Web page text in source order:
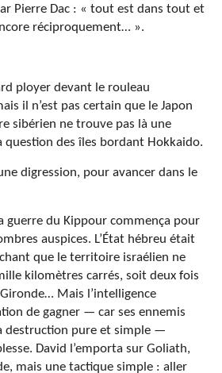
Pierre Dac : « tout est dans tout et
réciproquement… ».
ployer devant le rouleau
il n’est pas certain que le Japon
sibérien ne trouve pas là une
question des îles bordant Hokkaido.
digression, pour avancer dans le
guerre du Kippour commença pour
auspices. L’État hébreu était
que le territoire israélien ne
kilomètres carrés, soit deux fois
Mais l’intelligence
de gagner — car ses ennemis
destruction pure et simple —
David l’emporta sur Goliath,
mais une tactique simple : aller